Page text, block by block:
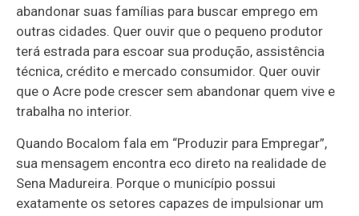
abandonar suas famílias para buscar emprego em
outras cidades. Quer ouvir que o pequeno produtor
terá estrada para escoar sua produção, assistência
técnica, crédito e mercado consumidor. Quer ouvir
que o Acre pode crescer sem abandonar quem vive e
trabalha no interior.
Quando Bocalom fala em “Produzir para Empregar”,
sua mensagem encontra eco direto na realidade de
Sena Madureira. Porque o município possui
exatamente os setores capazes de impulsionar um